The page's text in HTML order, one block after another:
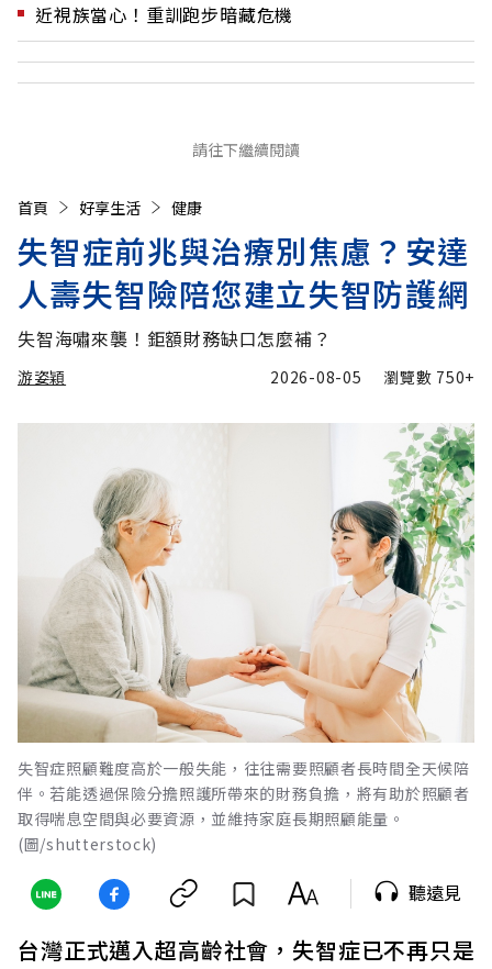
近視族當心！重訓跑步暗藏危機
請往下繼續閱讀
首頁 好享生活 健康
失智症前兆與治療別焦慮？安達
人壽失智險陪您建立失智防護網
失智海嘯來襲！鉅額財務缺口怎麼補？
游姿穎 2026-08-05 瀏覽數 750+
失智症照顧難度高於一般失能，往往需要照顧者長時間全天候陪
伴。若能透過保險分擔照護所帶來的財務負擔，將有助於照顧者
取得喘息空間與必要資源，並維持家庭長期照顧能量。
(圖/shutterstock)
聽遠見
台灣正式邁入超高齡社會，失智症已不再只是